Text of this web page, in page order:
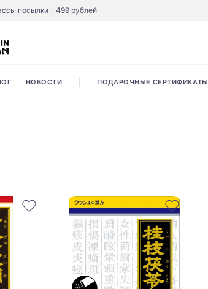
посылки - 499 рублей
НОВОСТИ ПОДАРОЧНЫЕ СЕРТИФИКАТЫ